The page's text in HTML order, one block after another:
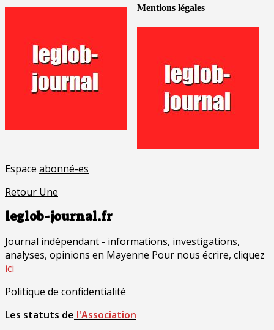
Mentions légales
Espace abonné-es
Retour Une
leglob-journal.fr
Journal indépendant - informations, investigations,
analyses, opinions en Mayenne Pour nous écrire, cliquez
ici
Politique de confidentialité
Les statuts de l'Association